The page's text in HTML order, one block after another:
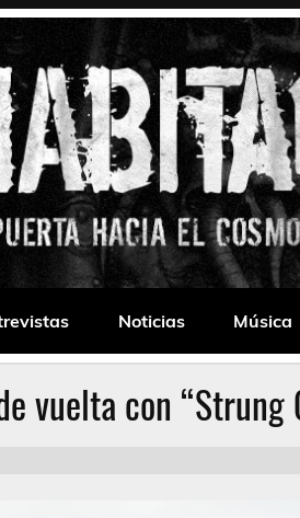
Noticias Música
vuelta con “Strung